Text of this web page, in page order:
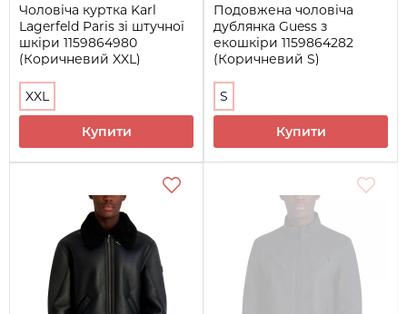
Чоловіча куртка Karl
Lagerfeld Paris зі штучної
шкіри 1159864980
(Коричневий XXL)
XXL
Купити
Подовжена чоловіча
дублянка Guess з
екошкіри 1159864282
(Коричневий S)
S
Купити